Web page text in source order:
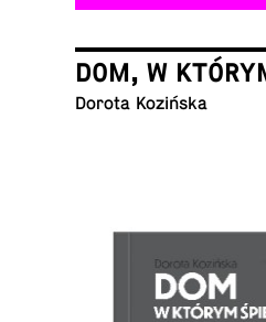
DOM, W
Dorota Kozińska